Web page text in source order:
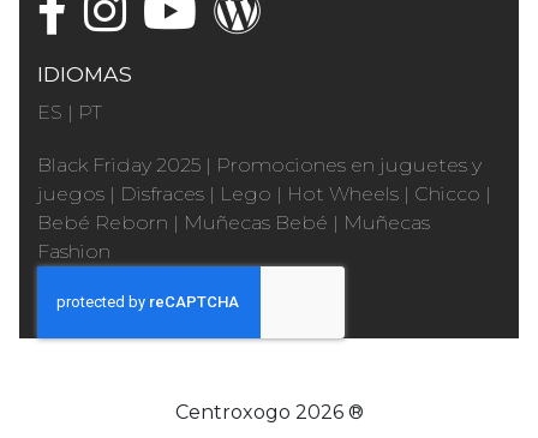
IDIOMAS
ES | PT
Black Friday 2025 | Promociones en juguetes y
juegos | Disfraces | Lego | Hot Wheels | Chicco |
Bebé Reborn | Muñecas Bebé | Muñecas
Fashion
Centroxogo 2026 ®